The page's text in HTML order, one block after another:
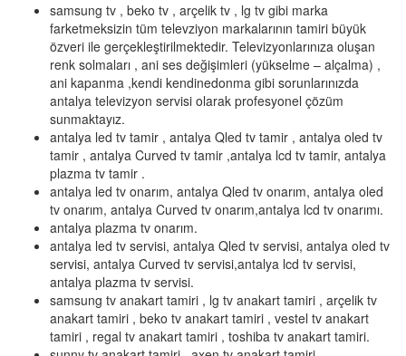
samsung tv , beko tv , arçelik tv , lg tv gibi marka
farketmeksizin tüm televziyon markalarının tamiri büyük
özveri ile gerçekleştirilmektedir. Televizyonlarınıza oluşan
renk solmaları , ani ses değişimleri (yükselme – alçalma) ,
ani kapanma ,kendi kendinedonma gibi sorunlarınızda
antalya televizyon servisi olarak profesyonel çözüm
sunmaktayız.
antalya led tv tamir , antalya Qled tv tamir , antalya oled tv
tamir , antalya Curved tv tamir ,antalya lcd tv tamir, antalya
plazma tv tamir .
antalya led tv onarım, antalya Qled tv onarım, antalya oled
tv onarım, antalya Curved tv onarım,antalya lcd tv onarımı.
antalya plazma tv onarım.
antalya led tv servisi, antalya Qled tv servisi, antalya oled tv
servisi, antalya Curved tv servisi,antalya lcd tv servisi,
antalya plazma tv servisi.
samsung tv anakart tamiri , lg tv anakart tamiri , arçelik tv
anakart tamiri , beko tv anakart tamiri , vestel tv anakart
tamiri , regal tv anakart tamiri , toshiba tv anakart tamiri.